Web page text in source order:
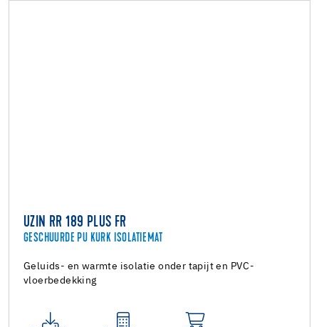
UZIN RR 189 PLUS FR
GESCHUURDE PU KURK ISOLATIEMAT
Geluids- en warmte isolatie onder tapijt en PVC-
vloerbedekking